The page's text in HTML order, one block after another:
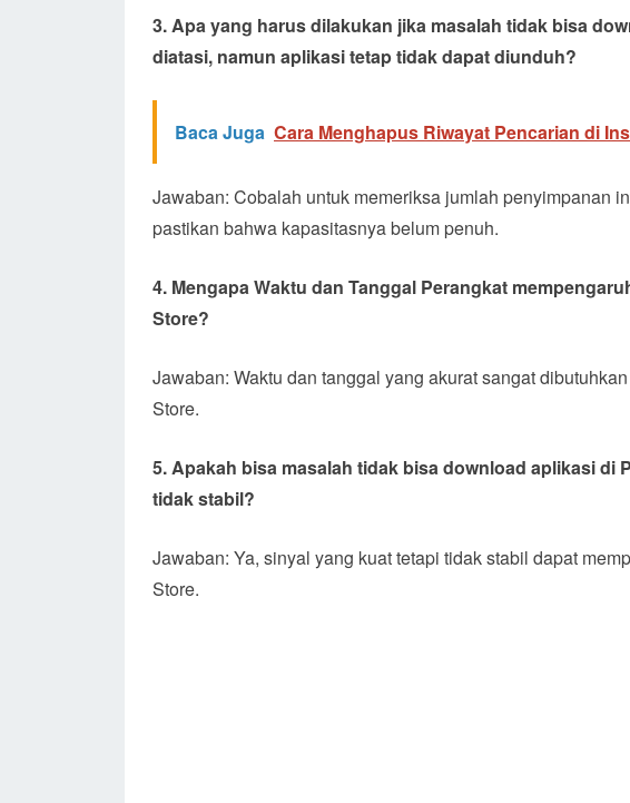
3. Apa yang harus dilakukan jika masalah tidak bisa
diatasi, namun aplikasi tetap tidak dapat diunduh?
Baca Juga Cara Menghapus Riwayat Pencarian di
Jawaban: Cobalah untuk memeriksa jumlah penyimpanan
pastikan bahwa kapasitasnya belum penuh.
4. Mengapa Waktu dan Tanggal Perangkat
Store?
Jawaban: Waktu dan tanggal yang akurat sangat
Store.
5. Apakah bisa masalah tidak bisa download aplikasi di
tidak stabil?
Jawaban: Ya, sinyal yang kuat tetapi tidak stabil dapat
Store.